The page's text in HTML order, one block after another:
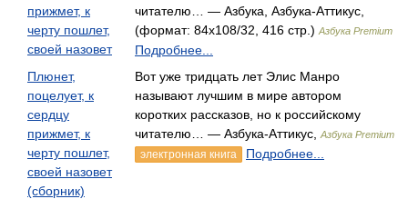
прижмет, к
черту пошлет,
своей назовет
читателю… — Азбука, Азбука-Аттикус,
(формат: 84x108/32, 416 стр.) Азбука Premium
Подробнее...
Плюнет,
поцелует, к
сердцу
прижмет, к
черту пошлет,
своей назовет
(сборник)
Вот уже тридцать лет Элис Манро
называют лучшим в мире автором
коротких рассказов, но к российскому
читателю… — Азбука-Аттикус,
Азбука Premium
электронная книга Подробнее...